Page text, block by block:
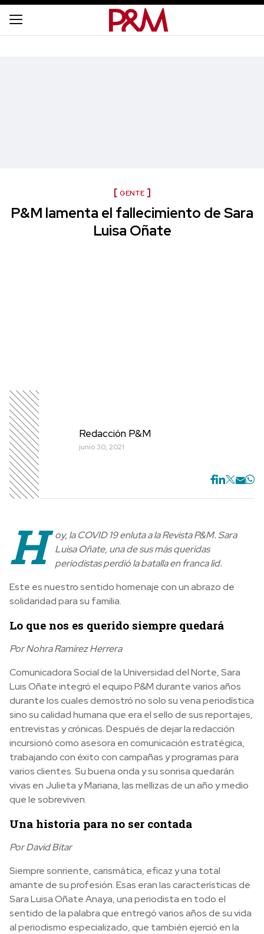
GENTE
P&M lamenta el fallecimiento de Sara
Luisa Oñate
Redacción P&M
junio 30, 2021
H
oy, la COVID 19 enluta a la Revista P&M. Sara
Luisa Oñate, una de sus más queridas
periodistas perdió la batalla en franca lid.
Este es nuestro sentido homenaje con un abrazo de
solidaridad para su familia.
Lo que nos es querido siempre quedará
Por Nohra Ramírez Herrera
Comunicadora Social de la Universidad del Norte, Sara
Luis Oñate integró el equipo P&M durante varios años
durante los cuales demostró no solo su vena periodística
sino su calidad humana que era el sello de sus reportajes,
entrevistas y crónicas. Después de dejar la redacción
incursionó como asesora en comunicación estratégica,
trabajando con éxito con campañas y programas para
varios clientes. Su buena onda y su sonrisa quedarán
vivas en Julieta y Mariana, las mellizas de un año y medio
que le sobreviven.
Una historia para no ser contada
Por David Bitar
Siempre sonriente, carismática, eficaz y una total
amante de su profesión. Esas eran las características de
Sara Luisa Oñate Anaya, una periodista en todo el
sentido de la palabra que entregó varios años de su vida
al periodismo especializado, que también ejerció en la